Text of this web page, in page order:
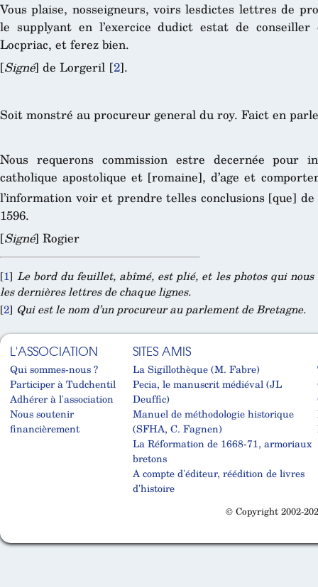
Vous plaise, nosseigneurs, voirs lesdictes lettres de
le supplyant en l’exercice dudict estat de
Locpriac, et ferez bien.
[Signé] de Lorgeril [2].
Soit monstré au procureur general du roy. Faict en
Nous requerons commission estre decernée pour
catholique apostolique et [romaine], d’age et
l’information voir et prendre telles conclusions [que]
1596.
[Signé] Rogier
[1]Le bord du feuillet, abîmé, est plié, et les photos qui nous
les dernières lettres de chaque lignes.
[2] Qui est le nom d’un procureur au parlement de Bretagne.
L'ASSOCIATION
Qui sommes-nous ?
Participer à Tudchentil
Adhérer à l'association
Nous soutenir
financièrement
SITES AMIS
La Sigillothèque (M. Fabre)
Pecia, le manuscrit médiéval (JL
Deuffic)
Manuel de méthodologie historique
(SFHA, C. Fagnen)
La Réformation de 1668-71, armoriaux
bretons
A compte d'éditeur, réédition de livres
d'histoire
© Copyright 2002-